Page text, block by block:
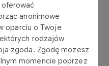
anonimowe
oparciu o Twoje
rodzajów
zgoda. Zgodę możesz
momencie poprzez